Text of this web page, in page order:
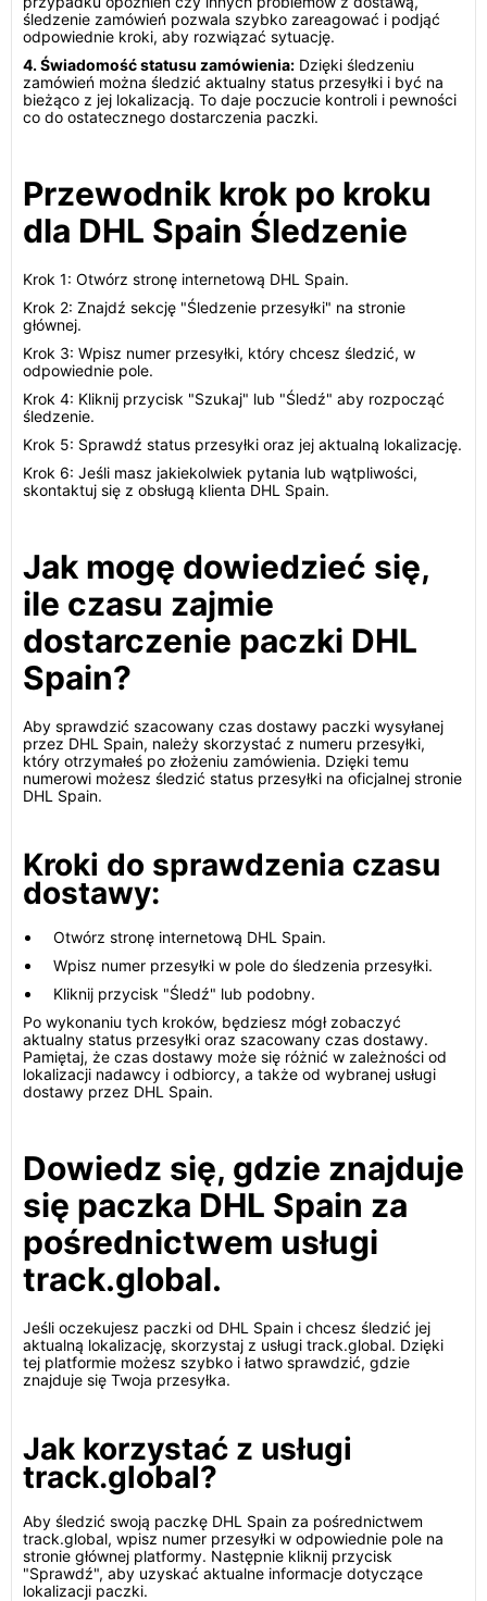
śledzenie zamówień pozwala szybko zareagować i podjąć
odpowiednie kroki, aby rozwiązać sytuację.
4. Świadomość statusu zamówienia: Dzięki śledzeniu
zamówień można śledzić aktualny status przesyłki i być na
bieżąco z jej lokalizacją. To daje poczucie kontroli i pewności
co do ostatecznego dostarczenia paczki.
Przewodnik krok po kroku
dla DHL Spain Śledzenie
Krok 1: Otwórz stronę internetową DHL Spain.
Krok 2: Znajdź sekcję "Śledzenie przesyłki" na stronie
głównej.
Krok 3: Wpisz numer przesyłki, który chcesz śledzić, w
odpowiednie pole.
Krok 4: Kliknij przycisk "Szukaj" lub "Śledź" aby rozpocząć
śledzenie.
Krok 5: Sprawdź status przesyłki oraz jej aktualną lokalizację.
Krok 6: Jeśli masz jakiekolwiek pytania lub wątpliwości,
skontaktuj się z obsługą klienta DHL Spain.
Jak mogę dowiedzieć się,
ile czasu zajmie
dostarczenie paczki DHL
Spain?
Aby sprawdzić szacowany czas dostawy paczki wysyłanej
przez DHL Spain, należy skorzystać z numeru przesyłki,
który otrzymałeś po złożeniu zamówienia. Dzięki temu
numerowi możesz śledzić status przesyłki na oficjalnej stronie
DHL Spain.
Kroki do sprawdzenia czasu
dostawy:
Otwórz stronę internetową DHL Spain.
Wpisz numer przesyłki w pole do śledzenia przesyłki.
Kliknij przycisk "Śledź" lub podobny.
Po wykonaniu tych kroków, będziesz mógł zobaczyć
aktualny status przesyłki oraz szacowany czas dostawy.
Pamiętaj, że czas dostawy może się różnić w zależności od
lokalizacji nadawcy i odbiorcy, a także od wybranej usługi
dostawy przez DHL Spain.
Dowiedz się, gdzie znajduje
się paczka DHL Spain za
pośrednictwem usługi
track.global.
Jeśli oczekujesz paczki od DHL Spain i chcesz śledzić jej
aktualną lokalizację, skorzystaj z usługi track.global. Dzięki
tej platformie możesz szybko i łatwo sprawdzić, gdzie
znajduje się Twoja przesyłka.
Jak korzystać z usługi
track.global?
Aby śledzić swoją paczkę DHL Spain za pośrednictwem
track.global, wpisz numer przesyłki w odpowiednie pole na
stronie głównej platformy. Następnie kliknij przycisk
"Sprawdź", aby uzyskać aktualne informacje dotyczące
lokalizacji paczki.